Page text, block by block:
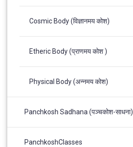
Cosmic Body (विज्ञानमय कोश)
Etheric Body (प्राणमय कोश )
Physical Body (अन्नमय कोश)
Panchkosh Sadhana (पञ्चकोश-साधना)
PanchkoshClasses